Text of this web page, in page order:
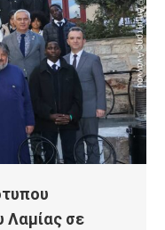
Λαμίας σε